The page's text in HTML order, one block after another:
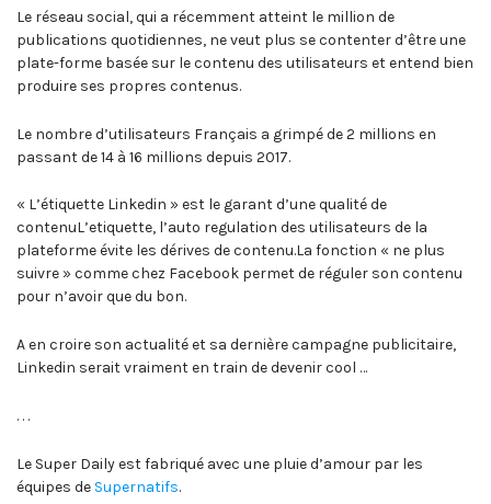
Le réseau social, qui a récemment atteint le million de
publications quotidiennes, ne veut plus se contenter d’être une
plate-forme basée sur le contenu des utilisateurs et entend bien
produire ses propres contenus.
Le nombre d’utilisateurs Français a grimpé de 2 millions en
passant de 14 à 16 millions depuis 2017.
« L’étiquette Linkedin » est le garant d’une qualité de
contenuL’etiquette, l’auto regulation des utilisateurs de la
plateforme évite les dérives de contenu.La fonction « ne plus
suivre » comme chez Facebook permet de réguler son contenu
pour n’avoir que du bon.
A en croire son actualité et sa dernière campagne publicitaire,
Linkedin serait vraiment en train de devenir cool …
. . .
Le Super Daily est fabriqué avec une pluie d’amour par les
équipes de Supernatifs.